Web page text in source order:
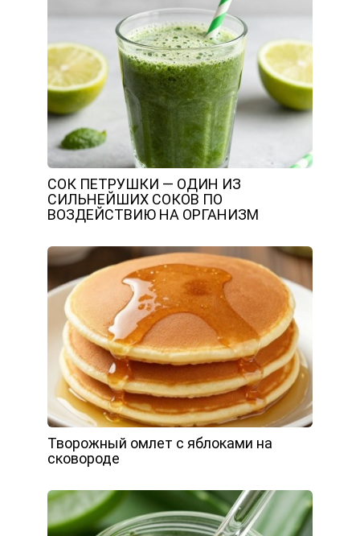
СОК ПЕТРУШКИ — ОДИН ИЗ
СИЛЬНЕЙШИХ СОКОВ ПО
ВОЗДЕЙСТВИЮ НА ОРГАНИЗМ
Творожный омлет с яблоками на
сковороде